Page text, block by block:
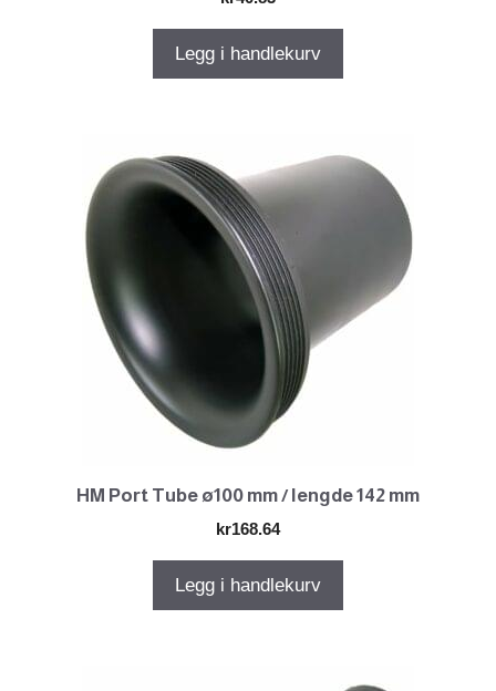
Legg i handlekurv
HM Port Tube ø100 mm / lengde 142 mm
kr168.64
Legg i handlekurv